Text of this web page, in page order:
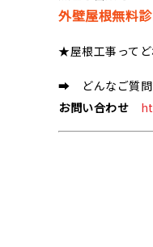
外壁屋根無料
★屋根工事ってど
➡ どんなご質問
お問い合わせ